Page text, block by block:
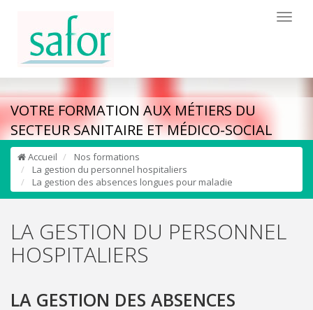
VOTRE FORMATION AUX MÉTIERS DU
SECTEUR SANITAIRE ET MÉDICO-SOCIAL
Accueil
Nos formations
La gestion du personnel hospitaliers
La gestion des absences longues pour maladie
LA GESTION DU PERSONNEL
HOSPITALIERS
LA GESTION DES ABSENCES